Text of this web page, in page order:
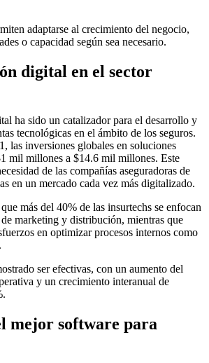
adaptarse al crecimiento del negocio,
o capacidad según sea necesario.
digital en el sector
ha sido un catalizador para el desarrollo y
tecnológicas en el ámbito de los seguros.
las inversiones globales en soluciones
mil millones a $14.6 mil millones. Este
de las compañías aseguradoras de
en un mercado cada vez más digitalizado.
más del 40% de las insurtechs se enfocan
marketing y distribución, mientras que
en optimizar procesos internos como
ser efectivas, con un aumento del
y un crecimiento interanual de
mejor software para